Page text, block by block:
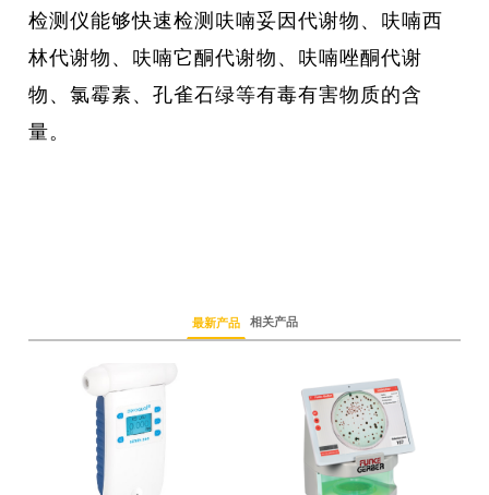
检测仪能够快速检测呋喃妥因代谢物、呋喃西
林代谢物、呋喃它酮代谢物、呋喃唑酮代谢
物、氯霉素、孔雀石绿等有毒有害物质的含
量。
最新产品 相关产品